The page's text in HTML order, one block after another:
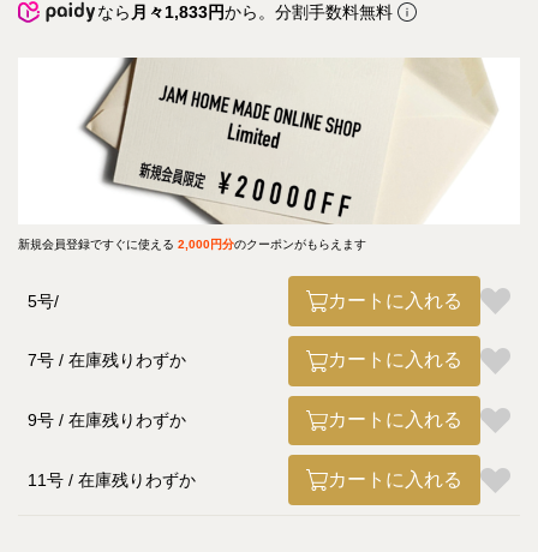
なら 月々1,833円から。分割手数料無料
新規会員登録ですぐに使える 2,000円分のクーポンがもらえます
5号 カートに入れる
7号 在庫残りわずか カートに入れる
9号 在庫残りわずか カートに入れる
11号 在庫残りわずか カートに入れる